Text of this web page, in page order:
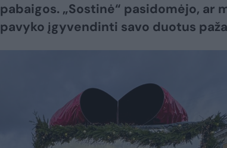
pabaigos. „Sostinė“ pasidomėjo, ar
pavyko įgyvendinti savo duotus